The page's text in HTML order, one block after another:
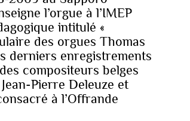
l’orgue à l’IMEP
intitulé «
des orgues Thomas
derniers enregistrements
compositeurs belges
Pierre Deleuze et
à l’Offrande